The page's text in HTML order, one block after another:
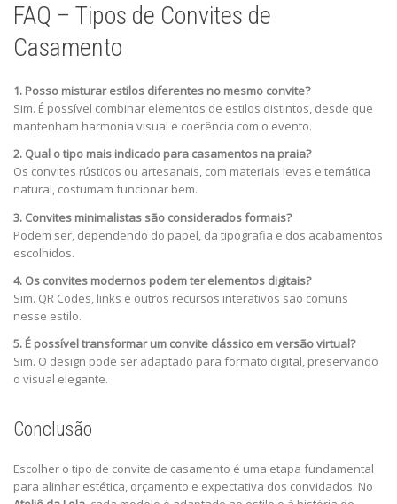
FAQ – Tipos de Convites de
Casamento
1. Posso misturar estilos diferentes no mesmo convite?
Sim. É possível combinar elementos de estilos distintos, desde que
mantenham harmonia visual e coerência com o evento.
2. Qual o tipo mais indicado para casamentos na praia?
Os convites rústicos ou artesanais, com materiais leves e temática
natural, costumam funcionar bem.
3. Convites minimalistas são considerados formais?
Podem ser, dependendo do papel, da tipografia e dos acabamentos
escolhidos.
4. Os convites modernos podem ter elementos digitais?
Sim. QR Codes, links e outros recursos interativos são comuns
nesse estilo.
5. É possível transformar um convite clássico em versão virtual?
Sim. O design pode ser adaptado para formato digital, preservando
o visual elegante.
Conclusão
Escolher o tipo de convite de casamento é uma etapa fundamental
para alinhar estética, orçamento e expectativa dos convidados. No